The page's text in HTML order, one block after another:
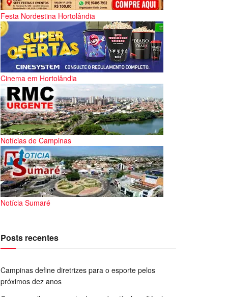
Festa Nordestina Hortolândia
Cinema em Hortolândia
Notícias de Campinas
Notícia Sumaré
Posts recentes
Campinas define diretrizes para o esporte pelos
próximos dez anos